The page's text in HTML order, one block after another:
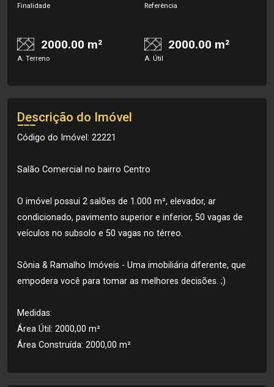
Finalidade Referência
2000.00 m²
A. Terreno
2000.00 m²
A. Útil
Descrição do Imóvel
Código do Imóvel: 22221
Salão Comercial no bairro Centro
O imóvel possui 2 salões de 1.000 m², elevador, ar
condicionado, pavimento superior e inferior, 50 vagas de
veículos no subsolo e 50 vagas no térreo.
Sônia & Ramalho Imóveis - Uma imobiliária diferente, que
empodera você para tomar as melhores decisões. ;)
Medidas:
Área Útil: 2000,00 m²
Área Construída: 2000,00 m²